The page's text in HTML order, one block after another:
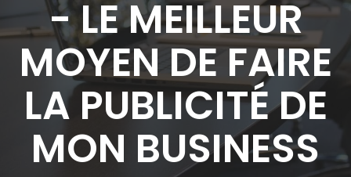
- LE MEILLEUR
MOYEN DE FAIRE
LA PUBLICITÉ DE
MON BUSINESS